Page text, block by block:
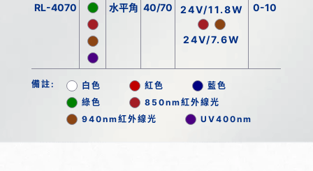
RL-4070 水平角 40/70 24V/11.8W
24V/7.6W
0-10
備註: 白色 紅色
藍色
綠色
850nm紅外線光
940nm紅外線光
UV400nm